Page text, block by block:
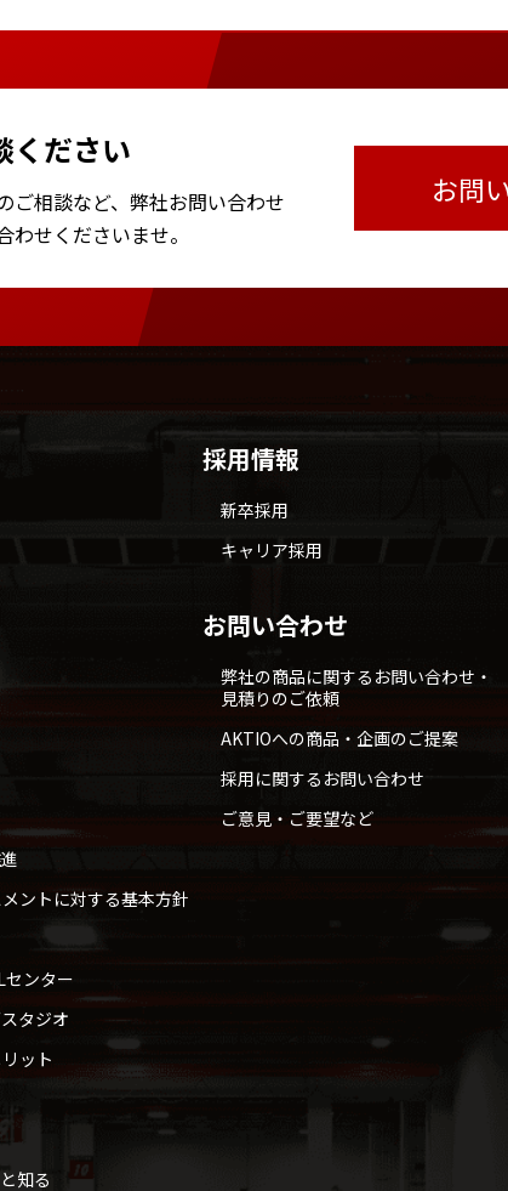
ください
相談など、 弊社お問い合わせ
わせくださいませ。
お問
ントに対する基本方針
センター
タジオ
ット
知る
採用情報
新卒採用
キャリア採用
お問い合わせ
弊社の商品に関するお問い合わせ・
見積りのご依頼
AKTIOへの商品・企画のご提案
採用に関するお問い合わせ
ご意見・ご要望など